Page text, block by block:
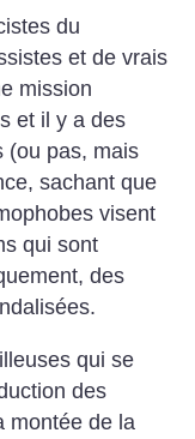
du
et de vrais
mission
et il y a des
(ou pas, mais
sachant que
visent
qui sont
des
qui se
des
montée de la